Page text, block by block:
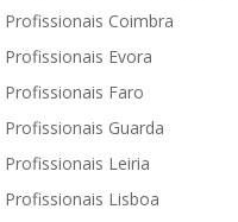
Profissionais Coimbra
Profissionais Evora
Profissionais Faro
Profissionais Guarda
Profissionais Leiria
Profissionais Lisboa